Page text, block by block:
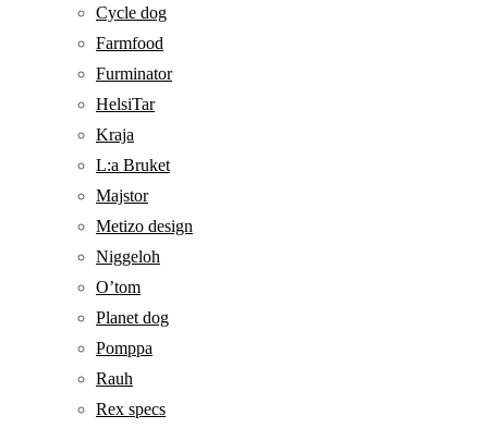
Cycle dog
Farmfood
Furminator
HelsiTar
Kraja
L:a Bruket
Majstor
Metizo design
Niggeloh
O’tom
Planet dog
Pomppa
Rauh
Rex specs